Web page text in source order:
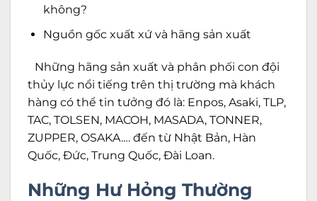
không?
Nguồn gốc xuất xứ và hãng sản xuất
Những hãng sản xuất và phân phối con đội
thủy lực nổi tiếng trên thị trường mà khách
hàng có thể tin tưởng đó là: Enpos, Asaki, TLP,
TAC, TOLSEN, MACOH, MASADA, TONNER,
ZUPPER, OSAKA.… đến từ Nhật Bản, Hàn
Quốc, Đức, Trung Quốc, Đài Loan.
Những Hư Hỏng Thường